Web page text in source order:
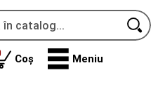
produse
Coș Meniu